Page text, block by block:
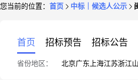
您当前的位置： 首页 中标｜候选人公示
首页 招标预告 招标公告
省份地区： 北京广东 上海江苏浙江